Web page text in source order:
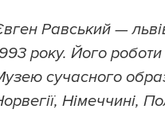
Равський —
року. Його
сучасного
Німеччині,